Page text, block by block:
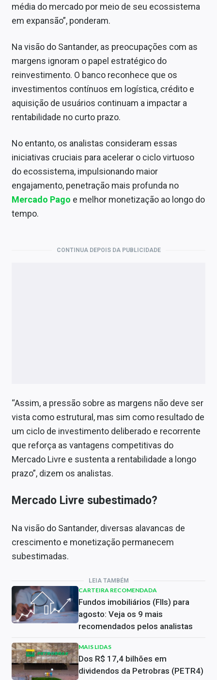
média do mercado por meio de seu ecossistema
em expansão”, ponderam.
Na visão do Santander, as preocupações com as
margens ignoram o papel estratégico do
reinvestimento. O banco reconhece que os
investimentos contínuos em logística, crédito e
aquisição de usuários continuam a impactar a
rentabilidade no curto prazo.
No entanto, os analistas consideram essas
iniciativas cruciais para acelerar o ciclo virtuoso
do ecossistema, impulsionando maior
engajamento, penetração mais profunda no
Mercado Pago e melhor monetização ao longo do
tempo.
CONTINUA DEPOIS DA PUBLICIDADE
“Assim, a pressão sobre as margens não deve ser
vista como estrutural, mas sim como resultado de
um ciclo de investimento deliberado e recorrente
que reforça as vantagens competitivas do
Mercado Livre e sustenta a rentabilidade a longo
prazo”, dizem os analistas.
Mercado Livre subestimado?
Na visão do Santander, diversas alavancas de
crescimento e monetização permanecem
subestimadas.
LEIA TAMBÉM
CARTEIRA RECOMENDADA
Fundos imobiliários (FIIs) para
agosto: Veja os 9 mais
recomendados pelos analistas
MAIS LIDAS
Dos R$ 17,4 bilhões em
dividendos da Petrobras (PETR4)